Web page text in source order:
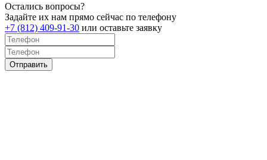
Остались вопросы?
Задайте их нам прямо сейчас по телефону
+7 (812) 409-91-30 или оставьте заявку